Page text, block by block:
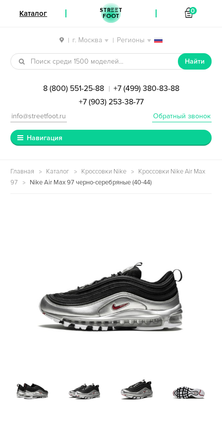
| г. Москва | Регионы
Перейти к навигации
Перейти к содержимому
Найти
8 (800) 551-25-88 | +7 (499) 380-83-88
+7 (903) 253-38-77
Обратный звонок
info@streetfoot.ru
Навигация
Главная Каталог Кроссовки Nike
Кроссовки Nike Air Max
97
Nike Air Max 97 черно-серебряные (40-44)
Каталог STREET
FOOT
0